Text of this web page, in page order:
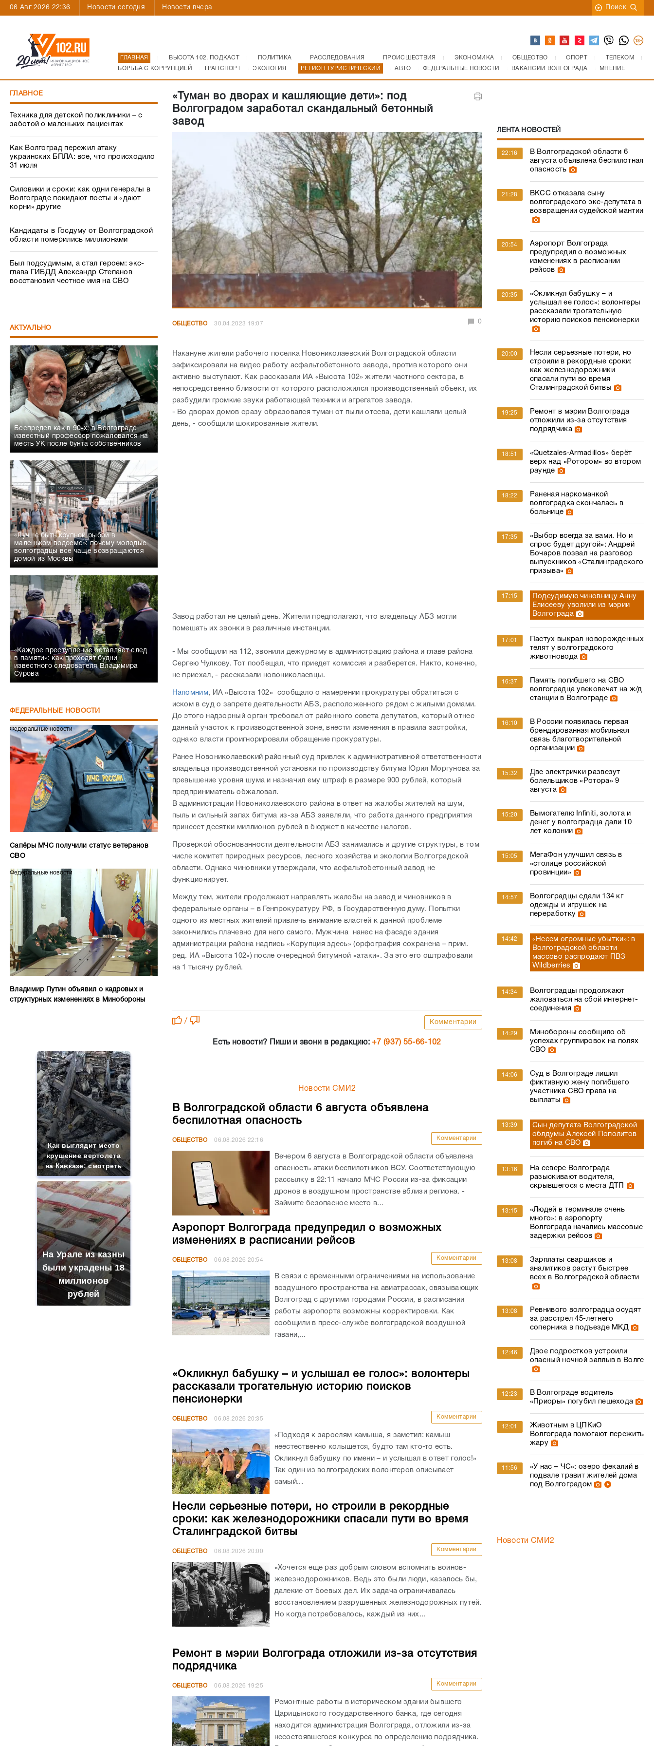
06 Авг 2026 22:36 Новости сегодня Новости вчера Поиск
ГЛАВНАЯ ВЫСОТА 102. ПОДКАСТ ПОЛИТИКА РАССЛЕДОВАНИЯ ПРОИСШЕСТВИЯ ЭКОНОМИКА ОБЩЕСТВО СПОРТ
ТЕЛЕКОМ
БОРЬБА С КОРРУПЦИЕЙ
ТРАНСПОРТ ЭКОЛОГИЯ РЕГИОН ТУРИСТИЧЕСКИЙ АВТО ФЕДЕРАЛЬНЫЕ НОВОСТИ ВАКАНСИИ ВОЛГОГРАДА МНЕНИЕ
ГЛАВНОЕ
Техника для детской поликлиники – с
заботой о маленьких пациентах
Как Волгоград пережил атаку
украинских БПЛА: все, что происходило
31 июля
Силовики и сроки: как одни генералы в
Волгограде покидают посты и «дают
корни» другие
Кандидаты в Госдуму от Волгоградской
области померились миллионами
Был подсудимым, а стал героем: экс-
глава ГИБДД Александр Степанов
восстановил честное имя на СВО
АКТУАЛЬНО
Беспредел как в 90-х: в Волгограде
известный профессор пожаловался на
месть УК после бунта собственников
«Лучше быть крупной рыбой в
маленьком водоеме»: почему молодые
волгоградцы все чаще возвращаются
домой из Москвы
«Каждое преступление оставляет след
в памяти»: как проходят будни
известного следователя Владимира
Сурова
ФЕДЕРАЛЬНЫЕ НОВОСТИ
Федеральные новости
Сапёры МЧС получили статус ветеранов
СВО
Федеральные новости
Владимир Путин объявил о кадровых и
структурных изменениях в Минобороны
Как выглядит место
крушение вертолета
на Кавказе: смотреть
На Урале из казны
были украдены 18
миллионов
рублей
«Туман во дворах и кашляющие дети»: под
Волгоградом заработал скандальный бетонный
завод
ОБЩЕСТВО 30.04.2023 19:07 0
Накануне жители рабочего поселка Новониколаевский Волгоградской области
зафиксировали на видео работу асфальтобетонного завода, против которого они
активно выступают. Как рассказали ИА «Высота 102» жители частного сектора, в
непосредственно близости от которого расположился производственный объект, их
разбудили громкие звуки работающей техники и агрегатов завода.
- Во дворах домов сразу образовался туман от пыли отсева, дети кашляли целый
день, - сообщили шокированные жители.
Завод работал не целый день. Жители предполагают, что владельцу АБЗ могли
помешать их звонки в различные инстанции.
- Мы сообщили на 112, звонили дежурному в администрацию района и главе района
Сергею Чулкову. Тот пообещал, что приедет комиссия и разберется. Никто, конечно,
не приехал, - рассказали новониколаевцы.
Напомним, ИА «Высота 102» сообщало о намерении прокуратуры обратиться с
иском в суд о запрете деятельности АБЗ, расположенного рядом с жилыми домами.
До этого надзорный орган требовал от районного совета депутатов, который отнес
данный участок к производственной зоне, внести изменения в правила застройки,
однако власти проигнорировали обращение прокуратуры.
Ранее Новониколаевский районный суд привлек к административной ответственности
владельца производственной установки по производству битума Юрия Моргунова за
превышение уровня шума и назначил ему штраф в размере 900 рублей, который
предприниматель обжаловал.
В администрации Новониколаевского района в ответ на жалобы жителей на шум,
пыль и сильный запах битума из-за АБЗ заявляли, что работа данного предприятия
принесет десятки миллионов рублей в бюджет в качестве налогов.
Проверкой обоснованности деятельности АБЗ занимались и другие структуры, в том
числе комитет природных ресурсов, лесного хозяйства и экологии Волгоградской
области. Однако чиновники утверждали, что асфальтобетонный завод не
функционирует.
Между тем, жители продолжают направлять жалобы на завод и чиновников в
федеральные органы – в Генпрокуратуру РФ, в Государственную думу. Попытки
одного из местных жителей привлечь внимание властей к данной проблеме
закончились плачевно для него самого. Мужчина нанес на фасаде здания
администрации района надпись «Корупция здесь» (орфография сохранена – прим.
ред. ИА «Высота 102») после очередной битумной «атаки». За это его оштрафовали
на 1 тысячу рублей.
/ Комментарии
Есть новости? Пиши и звони в редакцию:+7 (937) 55-66-102
Новости СМИ2
В Волгоградской области 6 августа объявлена
беспилотная опасность
ОБЩЕСТВО 06.08.2026 22:16 Комментарии
Вечером 6 августа в Волгоградской области объявлена
опасность атаки беспилотников ВСУ. Соответствующую
рассылку в 22:11 начало МЧС России из-за фиксации
дронов в воздушном пространстве вблизи региона. -
Займите безопасное место в...
Аэропорт Волгограда предупредил о возможных
изменениях в расписании рейсов
ОБЩЕСТВО 06.08.2026 20:54 Комментарии
В связи с временными ограничениями на использование
воздушного пространства на авиатрассах, связывающих
Волгоград с другими городами России, в расписании
работы аэропорта возможны корректировки. Как
сообщили в пресс-службе волгоградской воздушной
гавани,...
«Окликнул бабушку – и услышал ее голос»: волонтеры
рассказали трогательную историю поисков
пенсионерки
ОБЩЕСТВО 06.08.2026 20:35 Комментарии
«Подходя к зарослям камыша, я заметил: камыш
неестественно колышется, будто там кто-то есть.
Окликнул бабушку по имени – и услышал в ответ голос!»
Так один из волгоградских волонтеров описывает
самый...
Несли серьезные потери, но строили в рекордные
сроки: как железнодорожники спасали пути во время
Сталинградской битвы
ОБЩЕСТВО 06.08.2026 20:00 Комментарии
«Хочется еще раз добрым словом вспомнить воинов-
железнодорожников. Ведь это были люди, казалось бы,
далекие от боевых дел. Их задача ограничивалась
восстановлением разрушенных железнодорожных путей.
Но когда потребовалось, каждый из них...
Ремонт в мэрии Волгограда отложили из-за отсутствия
подрядчика
ОБЩЕСТВО 06.08.2026 19:25 Комментарии
Ремонтные работы в историческом здании бывшего
Царицынского государственного банка, где сегодня
находится администрация Волгограда, отложили из-за
несостоявшегося конкурса по определению подрядчика.
ЛЕНТА НОВОСТЕЙ
22:16
В Волгоградской области 6
августа объявлена беспилотная
опасность
21:28
ВКСС отказала сыну
волгоградского экс-депутата в
возвращении судейской мантии
20:54
Аэропорт Волгограда
предупредил о возможных
изменениях в расписании
рейсов
20:35
«Окликнул бабушку – и
услышал ее голос»: волонтеры
рассказали трогательную
историю поисков пенсионерки
20:00
Несли серьезные потери, но
строили в рекордные сроки:
как железнодорожники
спасали пути во время
Сталинградской битвы
19:25
Ремонт в мэрии Волгограда
отложили из-за отсутствия
подрядчика
18:51
«Quetzales‑Armadillos» берёт
верх над «Ротором» во втором
раунде
18:22
Раненая наркоманкой
волгоградка скончалась в
больнице
17:35
«Выбор всегда за вами. Но и
спрос будет другой»: Андрей
Бочаров позвал на разговор
выпускников «Сталинградского
призыва»
17:15
Подсудимую чиновницу Анну
Елисееву уволили из мэрии
Волгограда
17:01
Пастух выкрал новорожденных
телят у волгоградского
животновода
16:37
Память погибшего на СВО
волгоградца увековечат на ж/д
станции в Волгограде
16:10
В России появилась первая
брендированная мобильная
связь благотворительной
организации
15:32
Две электрички развезут
болельщиков «Ротора» 9
августа
15:20
Вымогателю Infiniti, золота и
денег у волгоградца дали 10
лет колонии
15:05
МегаФон улучшил связь в
«столице российской
провинции»
14:57
Волгоградцы сдали 134 кг
одежды и игрушек на
переработку
14:42
«Несем огромные убытки»: в
Волгоградской области
массово распродают ПВЗ
Wildberries
14:34
Волгоградцы продолжают
жаловаться на сбой интернет-
соединения
14:29
Минобороны сообщило об
успехах группировок на полях
СВО
14:06
Суд в Волгограде лишил
фиктивную жену погибшего
участника СВО права на
выплаты
13:39
Сын депутата Волгоградской
облдумы Алексей Пополитов
погиб на СВО
13:16
На севере Волгограда
разыскивают водителя,
скрывшегося с места ДТП
13:15
«Людей в терминале очень
много»: в аэропорту
Волгограда начались массовые
задержки рейсов
13:08
Зарплаты сварщиков и
аналитиков растут быстрее
всех в Волгоградской области
13:08
Ревнивого волгоградца осудят
за расстрел 45-летнего
соперника в подъезде МКД
12:46
Двое подростков устроили
опасный ночной заплыв в Волге
12:23
В Волгограде водитель
«Приоры» погубил пешехода
12:01
Животным в ЦПКиО
Волгограда помогают пережить
жару
11:56
«У нас – ЧС»: озеро фекалий в
подвале травит жителей дома
под Волгоградом
Новости СМИ2